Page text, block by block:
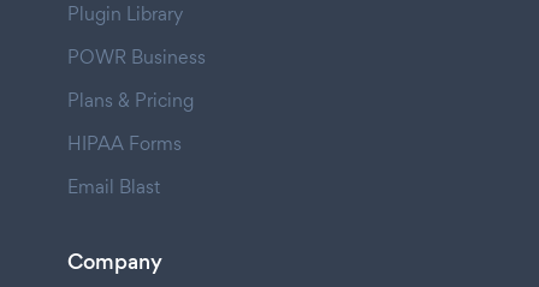
Plugin Library
POWR Business
Plans & Pricing
HIPAA Forms
Email Blast
Company